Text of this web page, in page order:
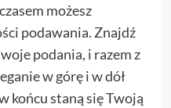
możesz
podawania. Znajdź
podania, i razem z
w górę i w dół
końcu staną się Twoją